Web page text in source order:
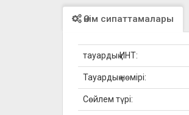
Өнім сипаттамалары
тауардың ИНТ:
Тауардың нөмірі:
Сөйлем түрі: